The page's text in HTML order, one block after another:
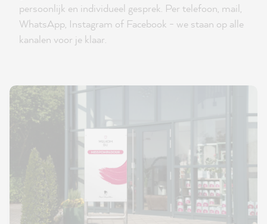
persoonlijk en individueel gesprek. Per telefoon, mail,
WhatsApp, Instagram of Facebook - we staan op alle
kanalen voor je klaar.